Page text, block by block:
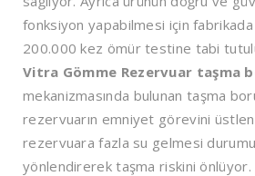
fonksiyon yapabilmesi için fabrikada
200.000 kez ömür testine tabi
Vitra Gömme Rezervuar taşma
mekanizmasında bulunan taşma
rezervuarın emniyet görevini
rezervuara fazla su gelmesi
yönlendirerek taşma riskini önlüyor.